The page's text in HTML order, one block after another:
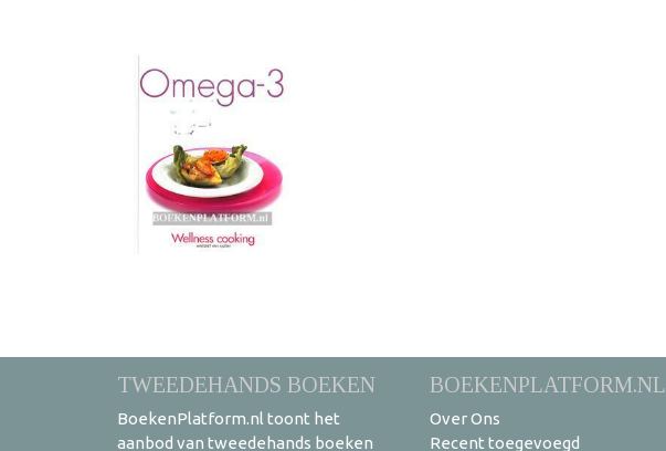
TWEEDEHANDS BOEKEN
BoekenPlatform.nl toont het
aanbod van tweedehands boeken
BOEKENPLATFORM.NL
Over Ons
Recent toegevoegd